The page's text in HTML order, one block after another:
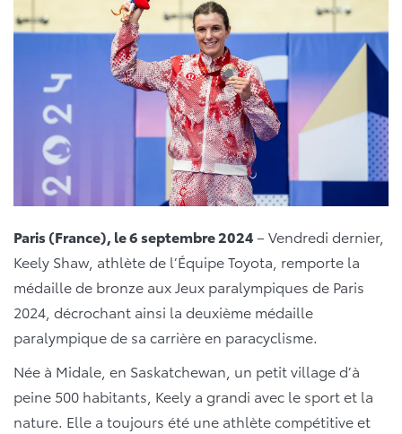
Paris (France), le 6 septembre 2024– Vendredi dernier,
Keely Shaw, athlète de l’Équipe Toyota, remporte la
médaille de bronze aux Jeux paralympiques de Paris
2024, décrochant ainsi la deuxième médaille
paralympique de sa carrière en paracyclisme.
Née à Midale, en Saskatchewan, un petit village d’à
peine 500 habitants, Keely a grandi avec le sport et la
nature. Elle a toujours été une athlète compétitive et